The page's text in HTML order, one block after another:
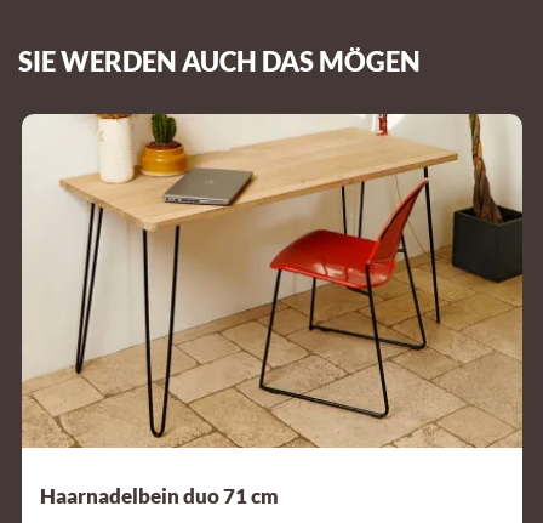
SIE WERDEN AUCH DAS MÖGEN
Haarnadelbein duo 71 cm